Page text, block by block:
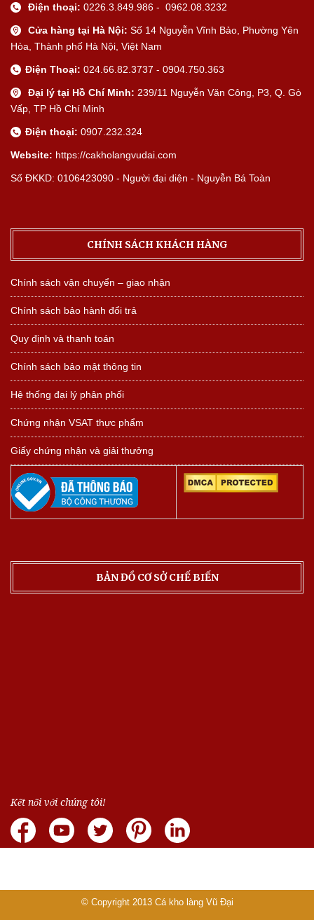
Điện thoại: 0226.3.849.986 - 0962.08.3232
Cửa hàng tại Hà Nội: Số 14 Nguyễn Vĩnh Bảo, Phường Yên
Hòa, Thành phố Hà Nội, Việt Nam
Điện Thoại: 024.66.82.3737 - 0904.750.363
Đại lý tại Hồ Chí Minh: 239/11 Nguyễn Văn Công, P3, Q. Gò
Vấp, TP Hồ Chí Minh
Điện thoại: 0907.232.324
Website: https://cakholangvudai.com
Số ĐKKD: 0106423090 - Người đại diện - Nguyễn Bá Toàn
CHÍNH SÁCH KHÁCH HÀNG
Chính sách vận chuyển – giao nhận
Chính sách bảo hành đổi trả
Quy định và thanh toán
Chính sách bảo mật thông tin
Hệ thống đại lý phân phối
Chứng nhận VSAT thực phẩm
Giấy chứng nhận và giải thưởng
BẢN ĐỒ CƠ SỞ CHẾ BIẾN
Kết nối với chúng tôi!
© Copyright 2013 Cá kho làng Vũ Đại